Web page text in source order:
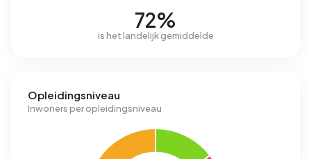
72%
is het landelijk gemiddelde
Opleidingsniveau
Inwoners per opleidingsniveau